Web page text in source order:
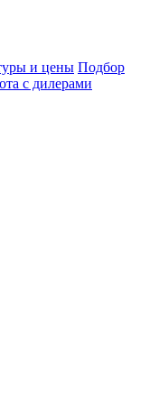
и цены Подбор
с дилерами